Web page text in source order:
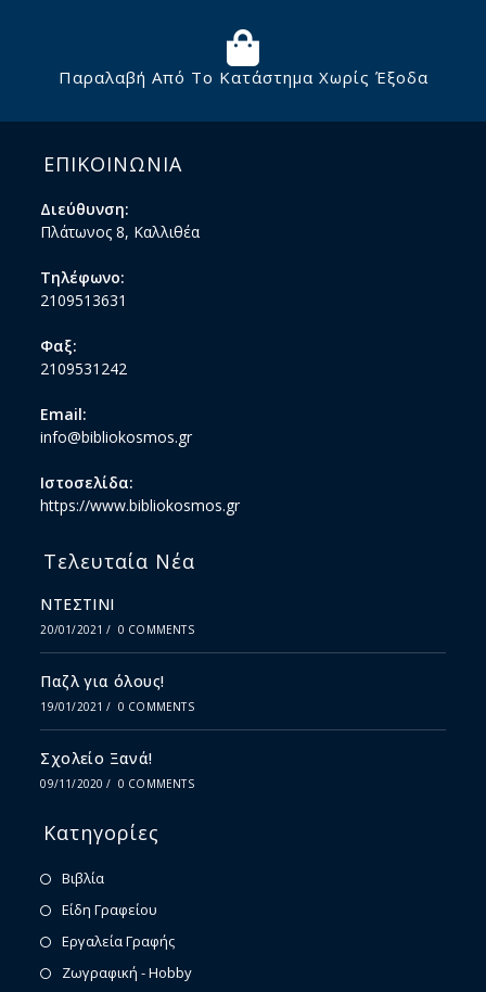
Παραλαβή Από Το Κατάστημα Χωρίς Έξοδα
ΕΠΙΚΟΙΝΩΝΙΑ
Διεύθυνση:
Πλάτωνος 8, Καλλιθέα
Τηλέφωνο:
2109513631
Φαξ:
2109531242
Email:
info@bibliokosmos.gr
Ιστοσελίδα:
https://www.bibliokosmos.gr
Τελευταία Νέα
ΝΤΕΣΤΙΝΙ
20/01/2021 / 0 COMMENTS
Παζλ για όλους!
19/01/2021 / 0 COMMENTS
Σχολείο Ξανά!
09/11/2020 / 0 COMMENTS
Κατηγορίες
Βιβλία
Είδη Γραφείου
Εργαλεία Γραφής
Ζωγραφική - Hobby